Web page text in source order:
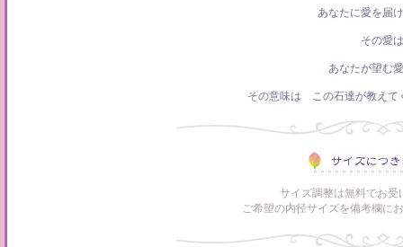
あなたに愛を届
その愛は
あなたが望む
その意味は この石達が教えて
サイズ調整は無料でお受
ご希望の内径サイズを備考欄に